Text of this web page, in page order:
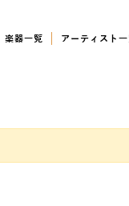
楽器一覧 アーティスト